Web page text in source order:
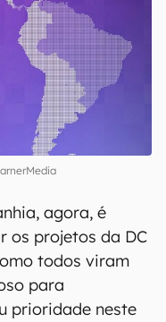
agora, é
os projetos da DC
todos viram
para
prioridade neste